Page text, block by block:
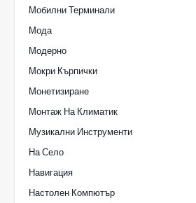
Мобилни Терминали
Мода
Модерно
Мокри Кърпички
Монетизиране
Монтаж На Климатик
Музикални Инструменти
На Село
Навигация
Настолен Компютър